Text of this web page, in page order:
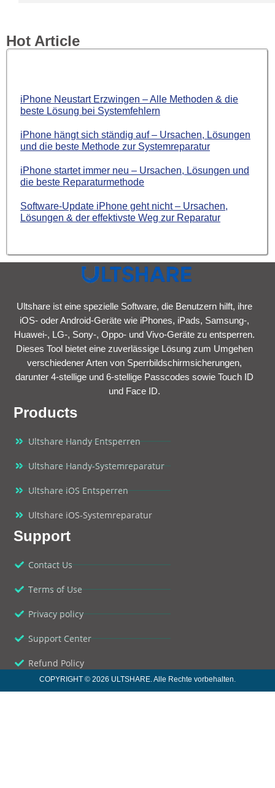
Hot Article
iPhone Neustart Erzwingen – Alle Methoden & die
beste Lösung bei Systemfehlern
iPhone hängt sich ständig auf – Ursachen, Lösungen
und die beste Methode zur Systemreparatur
iPhone startet immer neu – Ursachen, Lösungen und
die beste Reparaturmethode
Software-Update iPhone geht nicht – Ursachen,
Lösungen & der effektivste Weg zur Reparatur
Ultshare ist eine spezielle Software, die Benutzern hilft, ihre
iOS- oder Android-Geräte wie iPhones, iPads, Samsung-,
Huawei-, LG-, Sony-, Oppo- und Vivo-Geräte zu entsperren.
Dieses Tool bietet eine zuverlässige Lösung zum Umgehen
verschiedener Arten von Sperrbildschirmsicherungen,
darunter 4-stellige und 6-stellige Passcodes sowie Touch ID
und Face ID.
Products
Ultshare Handy Entsperren
Ultshare Handy-Systemreparatur
Ultshare iOS Entsperren
Ultshare iOS-Systemreparatur
Support
Contact Us
Terms of Use
Privacy policy
Support Center
Refund Policy
COPYRIGHT © 2026 ULTSHARE. Alle Rechte vorbehalten.